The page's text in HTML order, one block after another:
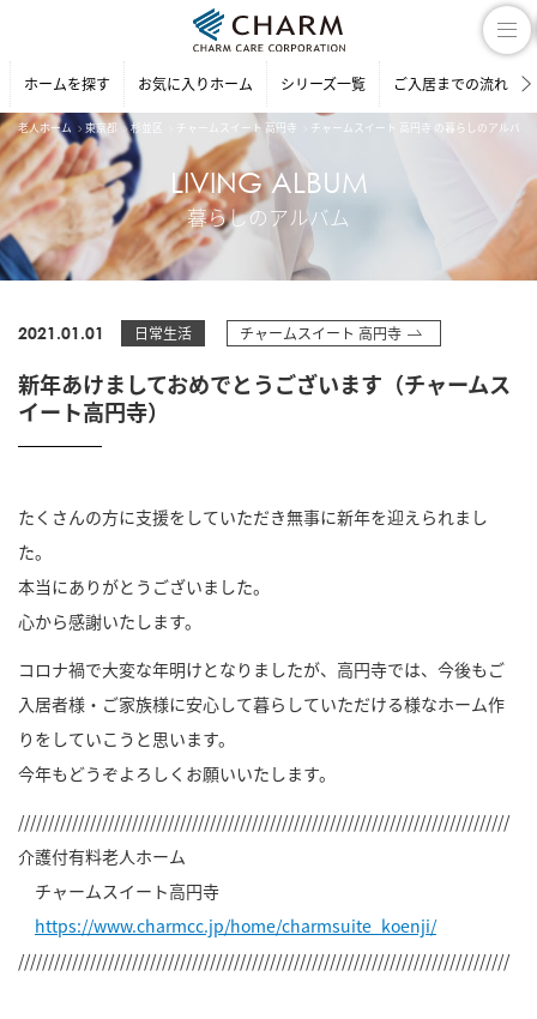
ホームを探す お気に入りホーム シリーズ一覧 ご入居までの流れ
老人ホーム 東京都 杉並区 チャームスイート 高円寺 チャームスイート 高円寺 の暮らしのアルバム
LIVING ALBUM
暮らしのアルバム
2021.01.01 日常生活 チャームスイート 高円寺
新年あけましておめでとうございます（チャームス
イート高円寺）
たくさんの方に支援をしていただき無事に新年を迎えられまし
た。
本当にありがとうございました。
心から感謝いたします。
コロナ禍で大変な年明けとなりましたが、高円寺では、今後もご
入居者様・ご家族様に安心して暮らしていただける様なホーム作
りをしていこうと思います。
今年もどうぞよろしくお願いいたします。
//////////////////////////////////////////////////////////////////////////////////
介護付有料老人ホーム
チャームスイート高円寺
https://www.charmcc.jp/home/charmsuite_koenji/
//////////////////////////////////////////////////////////////////////////////////